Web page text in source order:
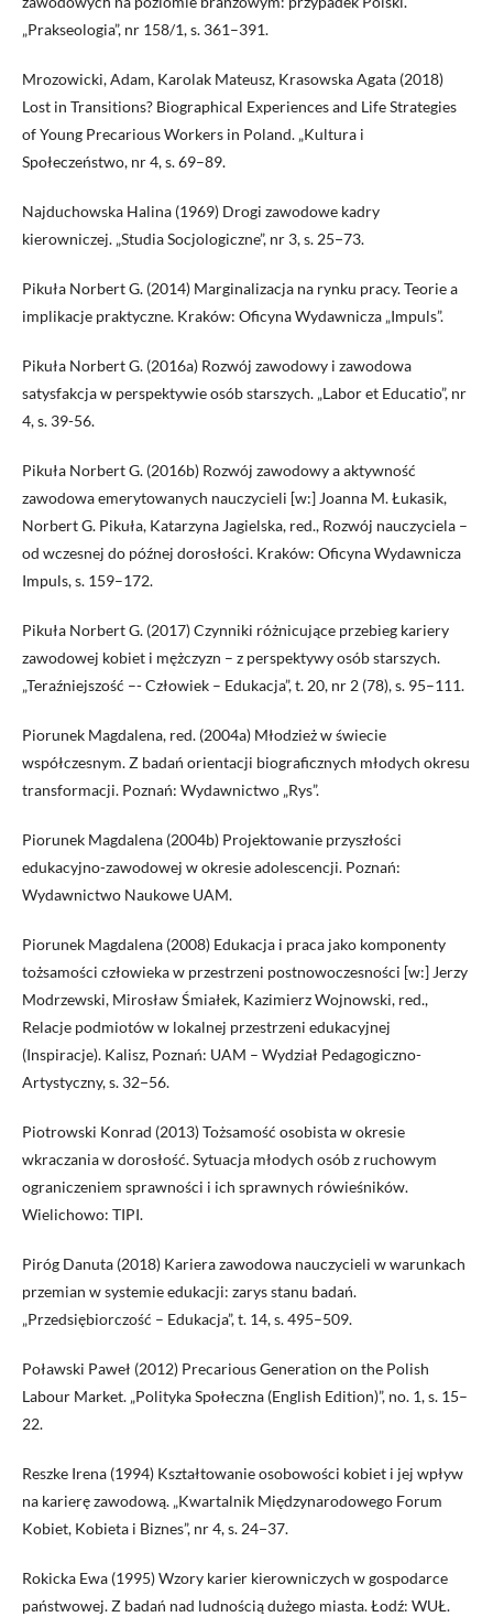
„Prakseologia”, nr 158/1, s. 361–391.
Mrozowicki, Adam, Karolak Mateusz, Krasowska Agata (2018)
Lost in Transitions? Biographical Experiences and Life Strategies
of Young Precarious Workers in Poland. „Kultura i
Społeczeństwo, nr 4, s. 69–89.
Najduchowska Halina (1969) Drogi zawodowe kadry
kierowniczej. „Studia Socjologiczne”, nr 3, s. 25−73.
Pikuła Norbert G. (2014) Marginalizacja na rynku pracy. Teorie a
implikacje praktyczne. Kraków: Oficyna Wydawnicza „Impuls”.
Pikuła Norbert G. (2016a) Rozwój zawodowy i zawodowa
satysfakcja w perspektywie osób starszych. „Labor et Educatio”, nr
4, s. 39-56.
Pikuła Norbert G. (2016b) Rozwój zawodowy a aktywność
zawodowa emerytowanych nauczycieli [w:] Joanna M. Łukasik,
Norbert G. Pikuła, Katarzyna Jagielska, red., Rozwój nauczyciela –
od wczesnej do późnej dorosłości. Kraków: Oficyna Wydawnicza
Impuls, s. 159–172.
Pikuła Norbert G. (2017) Czynniki różnicujące przebieg kariery
zawodowej kobiet i mężczyzn – z perspektywy osób starszych.
„Teraźniejszość –- Człowiek – Edukacja”, t. 20, nr 2 (78), s. 95–111.
Piorunek Magdalena, red. (2004a) Młodzież w świecie
współczesnym. Z badań orientacji biograficznych młodych okresu
transformacji. Poznań: Wydawnictwo „Rys”.
Piorunek Magdalena (2004b) Projektowanie przyszłości
edukacyjno-zawodowej w okresie adolescencji. Poznań:
Wydawnictwo Naukowe UAM.
Piorunek Magdalena (2008) Edukacja i praca jako komponenty
tożsamości człowieka w przestrzeni postnowoczesności [w:] Jerzy
Modrzewski, Mirosław Śmiałek, Kazimierz Wojnowski, red.,
Relacje podmiotów w lokalnej przestrzeni edukacyjnej
(Inspiracje). Kalisz, Poznań: UAM – Wydział Pedagogiczno-
Artystyczny, s. 32−56.
Piotrowski Konrad (2013) Tożsamość osobista w okresie
wkraczania w dorosłość. Sytuacja młodych osób z ruchowym
ograniczeniem sprawności i ich sprawnych rówieśników.
Wielichowo: TIPI.
Piróg Danuta (2018) Kariera zawodowa nauczycieli w warunkach
przemian w systemie edukacji: zarys stanu badań.
„Przedsiębiorczość – Edukacja”, t. 14, s. 495–509.
Poławski Paweł (2012) Precarious Generation on the Polish
Labour Market. „Polityka Społeczna (English Edition)”, no. 1, s. 15–
22.
Reszke Irena (1994) Kształtowanie osobowości kobiet i jej wpływ
na karierę zawodową. „Kwartalnik Międzynarodowego Forum
Kobiet, Kobieta i Biznes”, nr 4, s. 24−37.
Rokicka Ewa (1995) Wzory karier kierowniczych w gospodarce
państwowej. Z badań nad ludnością dużego miasta. Łodź: WUŁ.